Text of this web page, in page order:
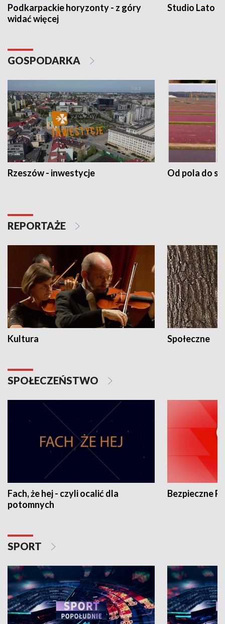
Podkarpackie horyzonty - z góry
widać więcej
Studio Lato
GOSPODARKA
Rzeszów - inwestycje Od pola do
REPORTAŻE
Kultura Społeczne
SPOŁECZEŃSTWO
Fach, że hej - czyli ocalić dla
potomnych
Bezpieczne
SPORT